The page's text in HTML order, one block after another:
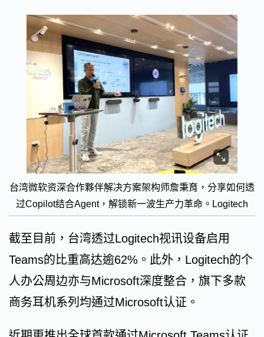
台湾微软资深合作夥伴解决方案架构师詹秉育，分享如何透
过Copilot结合Agent，解锁新一波生产力革命。Logitech
截至目前，台湾透过Logitech视讯设备启用
Teams的比重高达逾62%。此外，Logitech的个
人办公周边亦与Microsoft深度整合，旗下多款
商务耳机系列均通过Microsoft认证。